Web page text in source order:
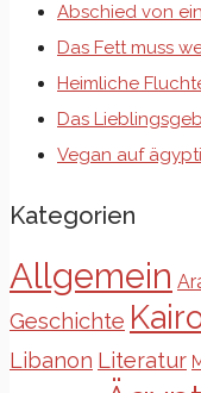
Abschied von
Das Fett muss
Heimliche
Das
Vegan auf
Kategorien
Allgemein
Geschichte
Libanon Literatur